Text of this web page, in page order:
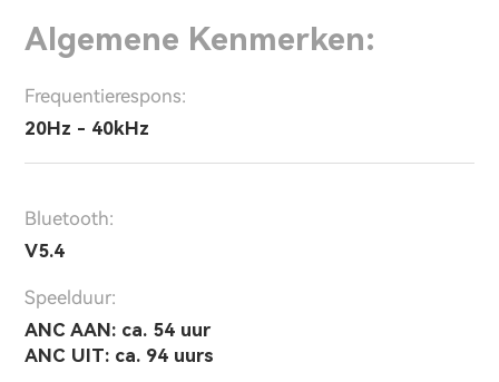
Algemene Kenmerken:
Frequentierespons:
20Hz - 40kHz
Bluetooth:
V5.4
Speelduur:
ANC AAN: ca. 54 uur
ANC UIT: ca. 94 uurs